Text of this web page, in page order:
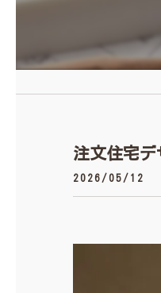
注文住宅
2026/05/12